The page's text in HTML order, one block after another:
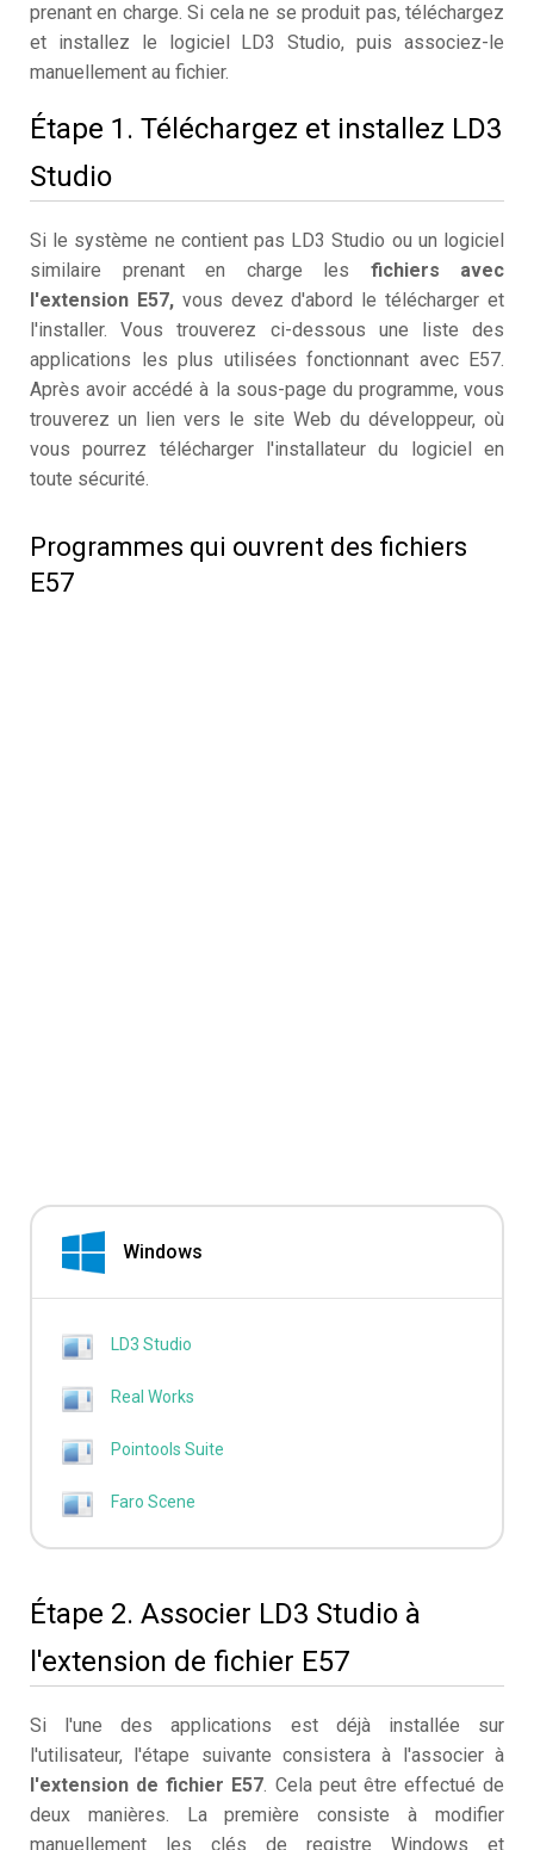
prenant en charge. Si cela ne se produit pas, téléchargez
et installez le logiciel LD3 Studio, puis associez-le
manuellement au fichier.
Étape 1. Téléchargez et installez LD3
Studio
Si le système ne contient pas LD3 Studio ou un logiciel
similaire prenant en charge les fichiers avec
l'extension E57,vous devez d'abord le télécharger et
l'installer. Vous trouverez ci-dessous une liste des
applications les plus utilisées fonctionnant avec E57.
Après avoir accédé à la sous-page du programme, vous
trouverez un lien vers le site Web du développeur, où
vous pourrez télécharger l'installateur du logiciel en
toute sécurité.
Programmes qui ouvrent des fichiers
E57
Windows
LD3 Studio
Real Works
Pointools Suite
Faro Scene
Étape 2. Associer LD3 Studio à
l'extension de fichier E57
Si l'une des applications est déjà installée sur
l'utilisateur, l'étape suivante consistera à l'associer à
l'extension de fichier E57. Cela peut être effectué de
deux manières. La première consiste à modifier
manuellement les clés de registre Windows et